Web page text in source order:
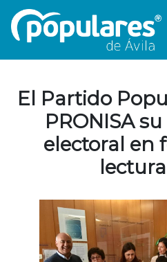
El Partido
PRONISA
electoral en